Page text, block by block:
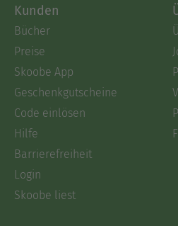
Kunden
Bücher
Preise
Skoobe App
Geschenkgutscheine
Code einlösen
Hilfe
Barrierefreiheit
Login
Skoobe liest